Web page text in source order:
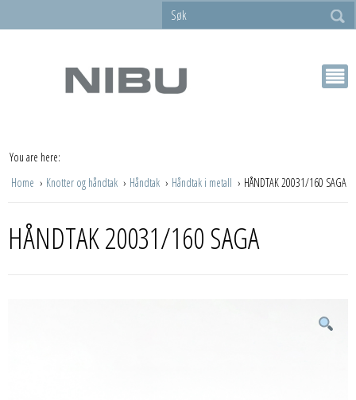
You are here:
Home
Knotter og håndtak Håndtak Håndtak i metall HÅNDTAK 20031/160 SAGA
HÅNDTAK 20031/160 SAGA